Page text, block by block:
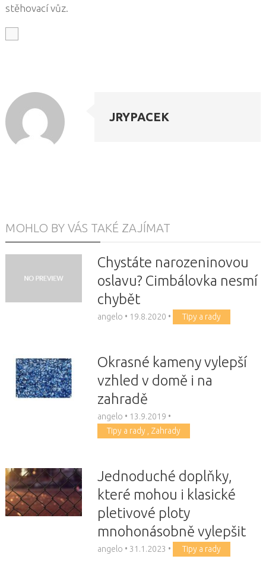
stěhovací vůz.
JRYPACEK
MOHLO BY VÁS TAKÉ ZAJÍMAT
Chystáte narozeninovou
oslavu? Cimbálovka nesmí
chybět
angelo • 19.8.2020 • Tipy a rady
Okrasné kameny vylepší
vzhled v domě i na
zahradě
angelo • 13.9.2019 •
Tipy a rady, Zahrady
Jednoduché doplňky,
které mohou i klasické
pletivové ploty
mnohonásobně vylepšit
angelo • 31.1.2023 • Tipy a rady